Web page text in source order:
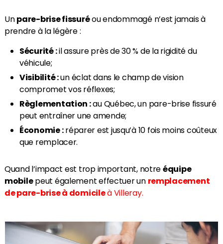
Unpare-brise fissuréou endommagé n’est jamais à
prendre à la légère :
Sécurité :il assure près de 30 % de la rigidité du
véhicule;
Visibilité :un éclat dans le champ de vision
compromet vos réflexes;
Règlementation :au Québec, un pare-brise fissuré
peut entraîner une amende;
Économie :réparer est jusqu’à 10 fois moins coûteux
que remplacer.
Quand l’impact est trop important, notreéquipe
mobilepeut également effectuer un remplacement
de pare-brise à domicileà Villeray.